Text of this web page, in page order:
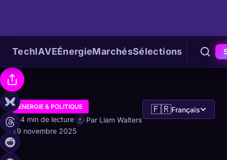
TechIAVEÉnergieMarchésSélections
ÉNERGIE & POLITIQUE
4 min de lecture
Par Liam Walters
29 novembre 2025
🇫🇷Français